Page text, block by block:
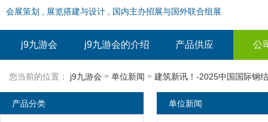
2024全球自有--品牌产品亚洲展（plf）
2024上海自有品牌展--2024上海oem 贴牌代加工展
2024年上海--第17届自有品牌展
会展策划 , 展览搭建与设计 , 国内主办招展与国外联合组展
j9九游会 j9九游会的介绍 产品供应 公
您当前的位置： j9九游会 » 单位新闻 » 建筑新讯！-2025中国国际钢
单位新闻
产品分类